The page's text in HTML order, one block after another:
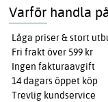
Varför handla
Låga priser & stort
Fri frakt över 599 kr
Ingen fakturaavgift
14 dagars öppet köp
Trevlig kundservice